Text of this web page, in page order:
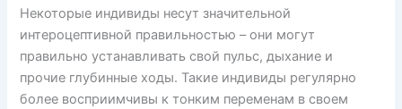
Некоторые индивиды несут значительной
интероцептивной правильностью – они могут
правильно устанавливать свой пульс, дыхание и
прочие глубинные ходы. Такие индивиды регулярно
более восприимчивы к тонким переменам в своем